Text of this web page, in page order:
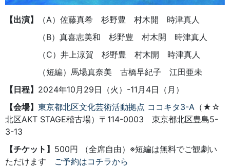
【出演】
（A）佐藤真希 杉野豊 村木開 時津真人
（B）真喜志美和 杉野豊 村木開 時津真人
（C）井上涼賀 杉野豊 村木開 時津真人
（短編）馬場真奈美 古橋早紀子 江田亜未
【日程】 2024年10月29日（火）-11月4日（月）
【会場】 東京都北区文化芸術活動拠点 ココキタ3-A （★☆
北区AKT STAGE稽古場）〒114-0003 東京都北区豊島5-
3-13
【チケット】 500円 （全席自由）※短編は無料でご観劇い
ただけます ご予約はコチラから